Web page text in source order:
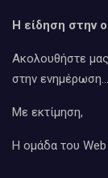
Η είδηση στην
Ακολουθήστε
στην ενημέρωση…
Με εκτίμηση,
Η ομάδα του